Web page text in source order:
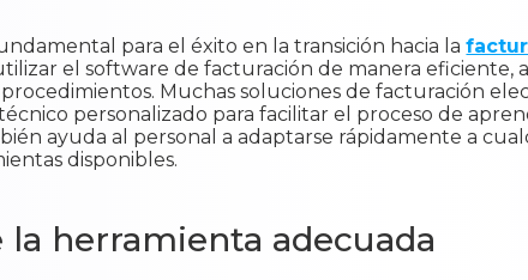
para el éxito en la transición hacia la
el software de facturación de manera eficiente,
Muchas soluciones de facturación
personalizado para facilitar el proceso de
ayuda al personal a adaptarse rápidamente a
disponibles.
la herramienta adecuada